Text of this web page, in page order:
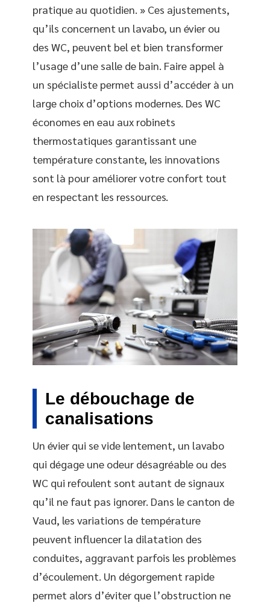
pratique au quotidien. » Ces ajustements,
qu’ils concernent un lavabo, un évier ou
des WC, peuvent bel et bien transformer
l’usage d’une salle de bain. Faire appel à
un spécialiste permet aussi d’accéder à un
large choix d’options modernes. Des WC
économes en eau aux robinets
thermostatiques garantissant une
température constante, les innovations
sont là pour améliorer votre confort tout
en respectant les ressources.
Le débouchage de
canalisations
Un évier qui se vide lentement, un lavabo
qui dégage une odeur désagréable ou des
WC qui refoulent sont autant de signaux
qu’il ne faut pas ignorer. Dans le canton de
Vaud, les variations de température
peuvent influencer la dilatation des
conduites, aggravant parfois les problèmes
d’écoulement. Un dégorgement rapide
permet alors d’éviter que l’obstruction ne